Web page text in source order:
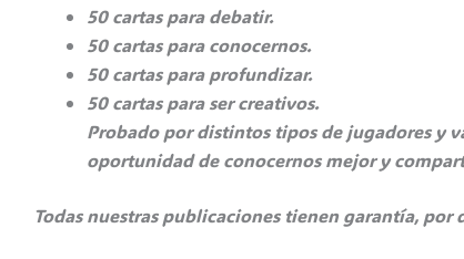
50 cartas para debatir.
50 cartas para conocernos.
50 cartas para profundizar.
50 cartas para ser creativos.
Probado por distintos tipos de jugadores y
oportunidad de conocernos mejor y
Todas nuestras publicaciones tienen garantía,